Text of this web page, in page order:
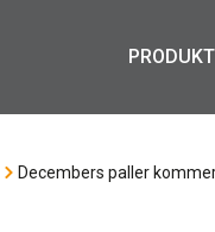
Decembers paller